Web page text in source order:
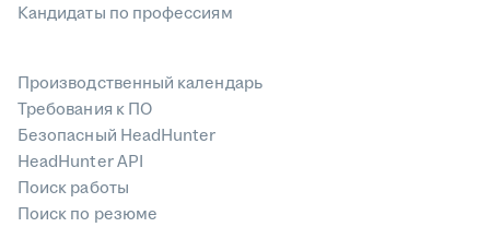
Кандидаты по профессиям
Производственный календарь
Требования к ПО
Безопасный HeadHunter
HeadHunter API
Поиск работы
Поиск по резюме